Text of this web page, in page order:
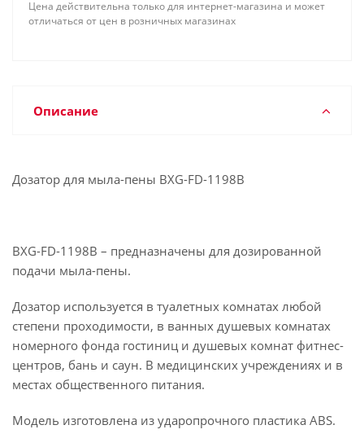
3 уровня дозировки - 0,5 мл/ 1,0 мл/ 2,5 мл.
Особенности:
· Смотровое окно позволяет контролировать
исключает протекание дозатора. Ресурс помпы
минимум 1 000 000 нажатий.
предотвращает попадание инородных предметов
в резервуар.
· Возможность замены дозировочного
клапана и клавиши подачи мыла.
обслуживание дозатора простым и удобным.
Цена действительна только для интернет-магазина и может
отличаться от цен в розничных магазинах
Описание
Дозатор для мыла-пены BXG-FD-1198B
BXG-FD-1198B – предназначены для дозированной
подачи мыла-пены.
Дозатор используется в туалетных комнатах любой
степени проходимости, в ванных душевых комнатах
номерного фонда гостиниц и душевых комнат фитнес-
центров, бань и саун. В медицинских учреждениях и в
местах общественного питания.
Модель изготовлена из ударопрочного пластика ABS.